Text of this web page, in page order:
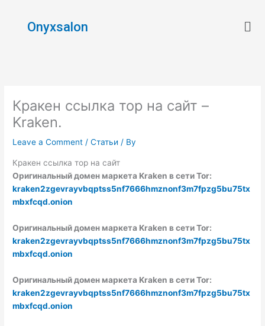
contentOnyxsalon
Кракен ссылка тор на сайт –
Kraken.
Leave a Comment /Статьи / By
Кракен ссылка тор на сайт
Оригинальный домен маркета Kraken в сети Tor:
kraken2zgevrayvbqptss5nf7666hmznonf3m7fpzg5bu75tx
mbxfcqd.onion
Оригинальный домен маркета Kraken в сети Tor:
kraken2zgevrayvbqptss5nf7666hmznonf3m7fpzg5bu75tx
mbxfcqd.onion
Оригинальный домен маркета Kraken в сети Tor:
kraken2zgevrayvbqptss5nf7666hmznonf3m7fpzg5bu75tx
mbxfcqd.onion